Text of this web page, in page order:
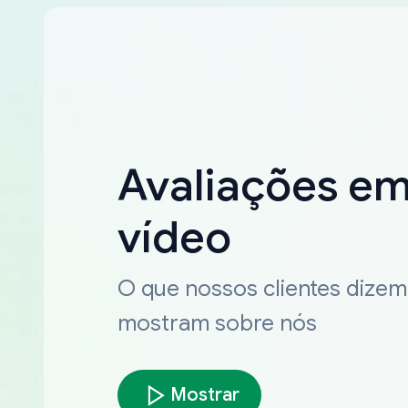
Avaliações
vídeo
O que nossos clientes
mostram sobre nós
Mostrar